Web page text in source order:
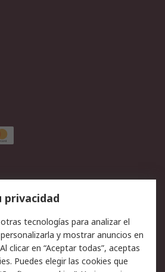
Devoluciones
Soporte técnico
privacidad
tecnologías para analizar el
y mostrar anuncios en
clicar en “Aceptar todas”, aceptas
Puedes elegir las cookies que